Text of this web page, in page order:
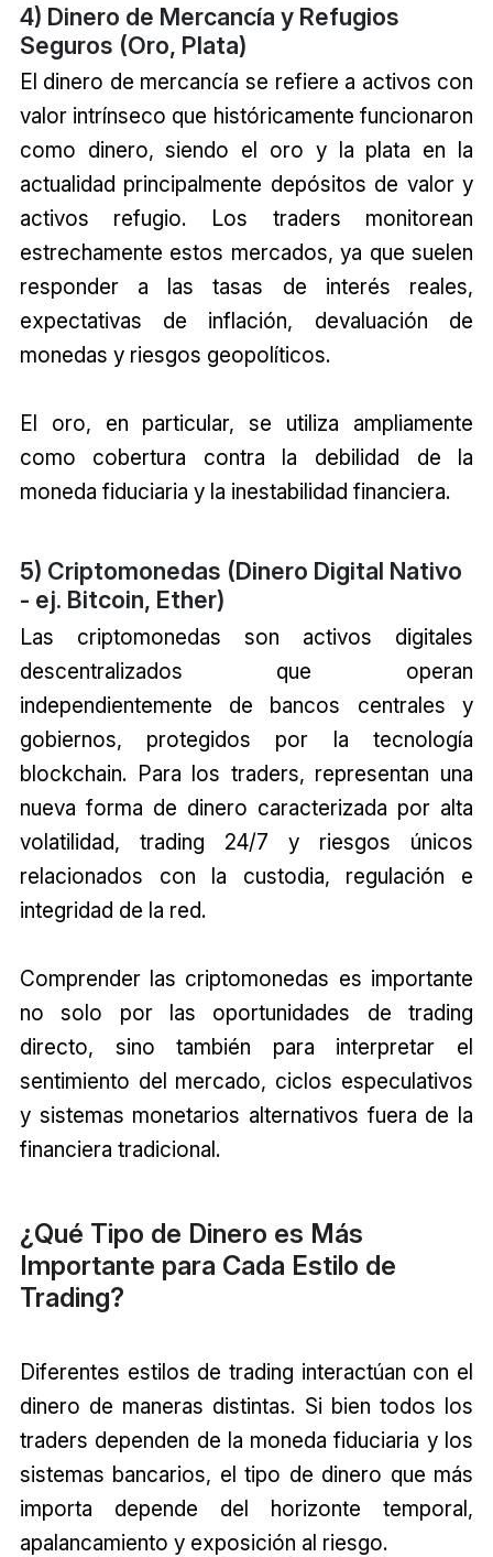
4) Dinero de Mercancía y Refugios
Seguros (Oro, Plata)
El dinero de mercancía se refiere a activos con
valor intrínseco que históricamente funcionaron
como dinero, siendo el oro y la plata en la
actualidad principalmente depósitos de valor y
activos refugio. Los traders monitorean
estrechamente estos mercados, ya que suelen
responder a las tasas de interés reales,
expectativas de inflación, devaluación de
monedas y riesgos geopolíticos.
El oro, en particular, se utiliza ampliamente
como cobertura contra la debilidad de la
moneda fiduciaria y la inestabilidad financiera.
5) Criptomonedas (Dinero Digital Nativo
- ej. Bitcoin, Ether)
Las criptomonedas son activos digitales
descentralizados que operan
independientemente de bancos centrales y
gobiernos, protegidos por la tecnología
blockchain. Para los traders, representan una
nueva forma de dinero caracterizada por alta
volatilidad, trading 24/7 y riesgos únicos
relacionados con la custodia, regulación e
integridad de la red.
Comprender las criptomonedas es importante
no solo por las oportunidades de trading
directo, sino también para interpretar el
sentimiento del mercado, ciclos especulativos
y sistemas monetarios alternativos fuera de la
financiera tradicional.
¿Qué Tipo de Dinero es Más
Importante para Cada Estilo de
Trading?
Diferentes estilos de trading interactúan con el
dinero de maneras distintas. Si bien todos los
traders dependen de la moneda fiduciaria y los
sistemas bancarios, el tipo de dinero que más
importa depende del horizonte temporal,
apalancamiento y exposición al riesgo.